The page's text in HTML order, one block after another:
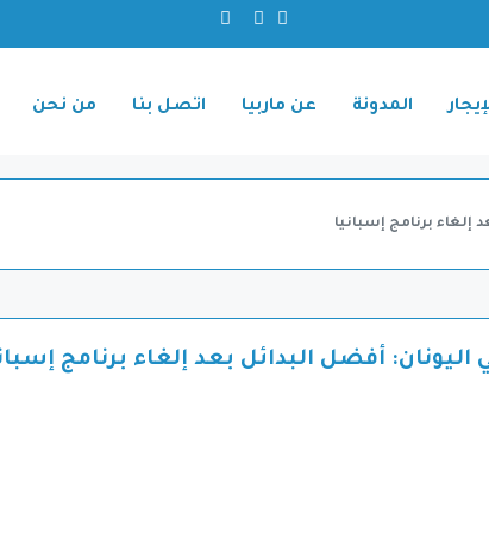
المدونة عن ماربيا اتصل بنا من نحن
إلغاء برنامج إسبانيا
اليونان: أفضل البدائل بعد إلغاء برنامج